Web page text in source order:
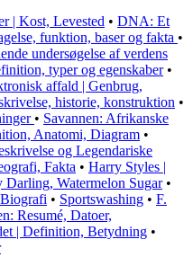
| Kost, Levested • DNA: Et
funktion, baser og fakta •
undersøgelse af verdens
typer og egenskaber•
affald | Genbrug,
historie, konstruktion •
• Savannen: Afrikanske
Anatomi, Diagram •
og Legendariske
Fakta • Harry Styles |
Watermelon Sugar•
• Sportswashing • F.
Resumé, Datoer,
| Definition, Betydning •